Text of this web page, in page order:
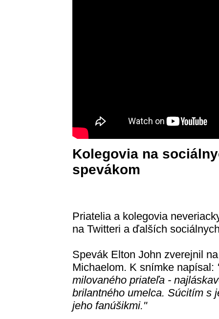
Kolegovia na
spevákom
Priatelia a kolegovia
na Twitteri a ďalších
Spevák Elton John zverejnil
Michaelom. K snímke napísal:
milovaného priateľa -
brilantného umelca. Súcitím s
jeho fanúšikmi."